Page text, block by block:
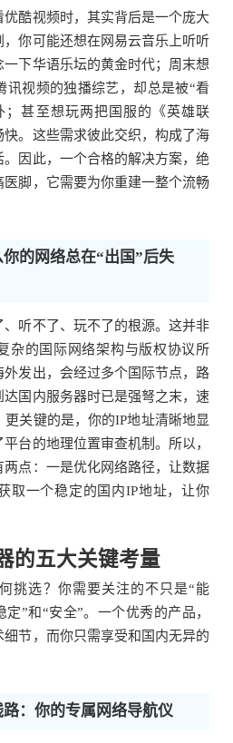
优酷视频时，其实背后是一个庞大
，你可能还想在网易云音乐上听听
下华语乐坛的黄金时代；周末想
讯视频的独播综艺，却总是被“看
；甚至想玩两把国服的《英雄联
快。这些需求彼此交织，构成了海
因此，一个合格的解决方案，绝
脚，它需要为你重建一整个流畅
的网络总在“出国”后失
听不了、玩不了的根源。这并非
杂的国际网络架构与版权协议所
发出，会经过多个国际节点，路
国内服务器时已是强弩之末，速
关键的是，你的IP地址清晰地显
台的地理位置审查机制。所以，
点：一是优化网络路径，让数据
取一个稳定的国内IP地址，让你
的五大关键考量
挑选？你需要关注的不只是“能
定”和“安全”。一个优秀的产品，
节，而你只需享受和国内无异的
：你的专属网络导航仪